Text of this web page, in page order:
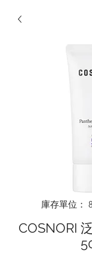
庫存單位：
COSNORI